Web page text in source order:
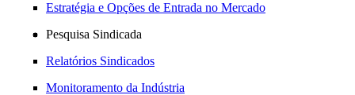
Estratégia e Opções de Entrada no Mercado
Pesquisa Sindicada
Relatórios Sindicados
Monitoramento da Indústria